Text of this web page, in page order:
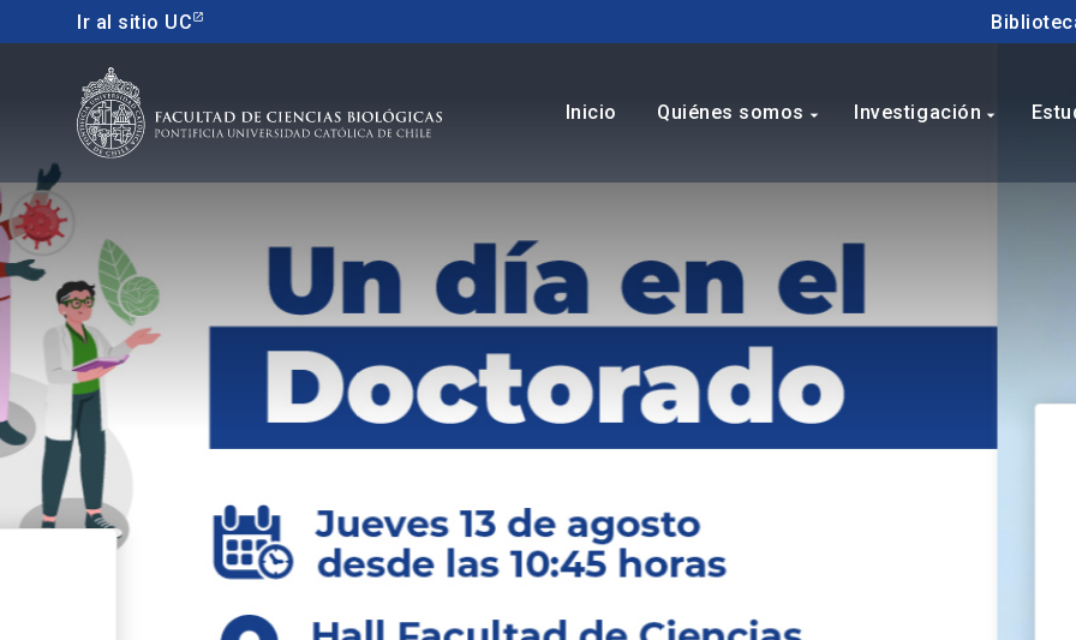
Ir al sitio UC
Inicio Quiénes somos arrow_drop_down Investigación arrow_drop_down
Descubre el nuevo curso de
la FCB: “Mecanismos de la